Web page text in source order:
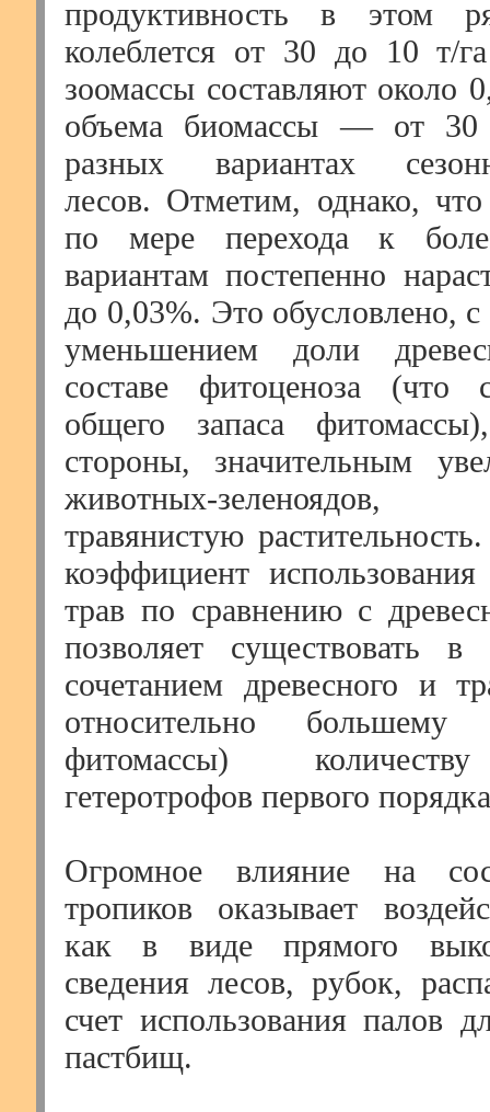
продуктивность в этом
колеблется от 30 до 10 т/
зоомассы составляют около
объема биомассы — от
разных вариантах
лесов. Отметим, однако,
по мере перехода к
вариантам постепенно
до 0,03%. Это обусловлено,
уменьшением доли
составе фитоценоза (что
общего запаса
стороны, значительным
животных-зеленоядов,
травянистую
коэффициент
трав по сравнению с
позволяет существовать в
сочетанием древесного и
относительно
фитомассы)
гетеротрофов первого
Огромное влияние на
тропиков оказывает
как в виде прямого
сведения лесов, рубок,
счет использования палов
пастбищ.